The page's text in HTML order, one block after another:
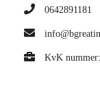
0642891181
KvK